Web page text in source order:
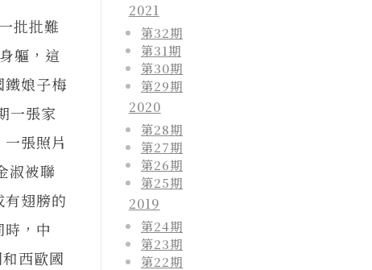
批批難
軀，這
鐵娘子梅
一張家
張照片
淑被聯
翅膀的
，中
西歐國
2021
第32期
第31期
第30期
第29期
2020
第28期
第27期
第26期
第25期
2019
第24期
第23期
第22期